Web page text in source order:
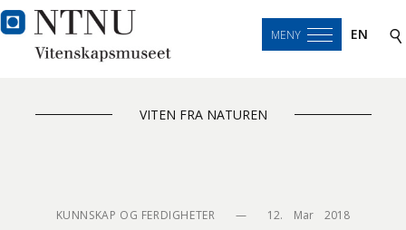
MENY EN
VITEN FRA NATUREN
KUNNSKAP OG FERDIGHETER — 12.    Mar    2018